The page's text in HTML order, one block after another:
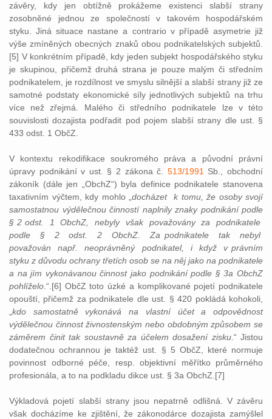
závěry, kdy jen obtížně prokážeme existenci slabší strany
zosobněné jednou ze společností v takovém hospodářském
styku. Jiná situace nastane a contrario v případě asymetrie již
výše zmíněných obecných znaků obou podnikatelských subjektů.
[5] V konkrétním případě, kdy jeden subjekt hospodářského styku
je skupinou, přičemž druhá strana je pouze malým či středním
podnikatelem, je rozdílnost ve smyslu silnější a slabší strany již ze
samotné podstaty ekonomické síly jednotlivých subjektů na trhu
více než zřejmá. Malého či středního podnikatele lze v této
souvislosti dozajista podřadit pod pojem slabší strany dle ust. §
433 odst. 1 ObčZ.
V kontextu rekodifikace soukromého práva a původní právní
úpravy podnikání v ust. § 2 zákona č. 513/1991
Sb., obchodní
zákoník (dále jen „ObchZ“) byla definice podnikatele stanovena
taxativním výčtem, kdy mohlo „ docházet k tomu, že osoby svojí
samostatnou výdělečnou činností naplnily znaky podnikání podle
§ 2 odst. 1 ObchZ, nebyly však považovány za podnikatele
podle § 2 odst. 2 ObchZ. Za podnikatele tak nebyl
považován např. neoprávněný podnikatel, i když v právním
styku z důvodu ochrany třetích osob se na něj jako na podnikatele
a na jím vykonávanou činnost jako podnikání podle § 3a ObchZ
pohlíželo .“.[6] ObčZ toto úzké a komplikované pojetí podnikatele
opouští, přičemž za podnikatele dle ust. § 420 pokládá kohokoli,
kdo samostatně vykonává na vlastní účet a odpovědnost
výdělečnou činnost živnostenským nebo obdobným způsobem se
záměrem činit tak soustavně za účelem dosažení zisku.“ Jistou
dodatečnou ochrannou je taktéž ust. § 5 ObčZ, které normuje
povinnost odborné péče, resp. objektivní měřítko průměrného
profesionála, a to na podkladu dikce ust. § 3a ObchZ.[7]
Výkladová pojetí slabší strany jsou nepatrně odlišná. V závěru
však docházíme ke zjištění, že zákonodárce dozajista zamýšlel